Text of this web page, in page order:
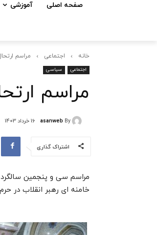
صفحه اصلی آموزشی
خانه اجتماعی مراسم ارتحال
اجتماعی سیاسی
مراسم
By
asanweb 16 خرداد 1403
اشتراک گذاری
خامنه ای رهبر انقلاب در